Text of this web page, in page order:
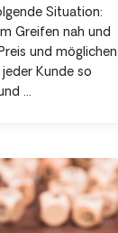
Situation:
Greifen nah und
und möglichen
Kunde so
...